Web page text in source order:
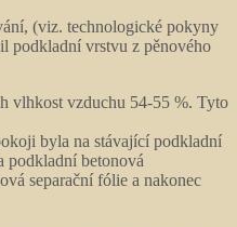
(viz. technologické pokyny
podkladní vrstvu z pěnového
vlhkost vzduchu 54-55 %. Tyto
byla na stávající podkladní
podkladní betonová
separační fólie a nakonec